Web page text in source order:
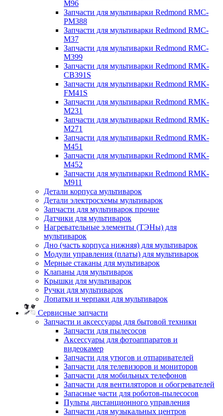
M96
Запчасти для мультиварки Redmond RMC-
PM388
Запчасти для мультиварки Redmond RMC-
M37
Запчасти для мультиварки Redmond RMC-
M399
Запчасти для мультиварки Redmond RMK-
CB391S
Запчасти для мультиварки Redmond RMK-
FM41S
Запчасти для мультиварки Redmond RMK-
M231
Запчасти для мультиварки Redmond RMK-
M271
Запчасти для мультиварки Redmond RMK-
M451
Запчасти для мультиварки Redmond RMK-
M452
Запчасти для мультиварки Redmond RMK-
M911
Детали корпуса мультиварок
Детали электросхемы мультиварок
Запчасти для мультиварок прочие
Датчики для мультиварок
Нагревательные элементы (ТЭНы) для
мультиварок
Дно (часть корпуса нижняя) для мультиварок
Модули управления (платы) для мультиварок
Мерные стаканы для мультиварок
Клапаны для мультиварок
Крышки для мультиварок
Ручки для мультиварок
Лопатки и черпаки для мультиварок
Сервисные запчасти
Запчасти и аксессуары для бытовой техники
Запчасти для пылесосов
Аксессуары для фотоаппаратов и
видеокамер
Запчасти для утюгов и отпаривателей
Запчасти для телевизоров и мониторов
Запчасти для мобильных телефонов
Запчасти для вентиляторов и обогревателей
Запасные части для роботов-пылесосов
Пульты дистанционного управления
Запчасти для музыкальных центров